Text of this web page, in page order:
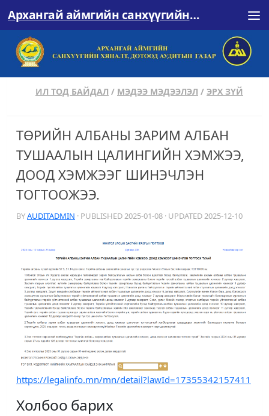
Skip to content Архангай аймгийн санхүүгийн хяналт, дотоод аудитын газар
ИЛ ТОД БАЙДАЛ / МЭДЭЭ МЭДЭЭЛЭЛ / ЭРХ ЗҮЙ
ТӨРИЙН АЛБАНЫ ЗАРИМ АЛБАН
ТУШААЛЫН ЦАЛИНГИЙН ХЭМЖЭЭ,
ДООД ХЭМЖЭЭГ ШИНЭЧЛЭН
ТОГТООЖЭЭ.
BYAUDITADMIN · PUBLISHED2025-01-08 · UPDATED2025-12-10
https://legalinfo.mn/mn/detail?lawId=17355342157411
Холбоо барих